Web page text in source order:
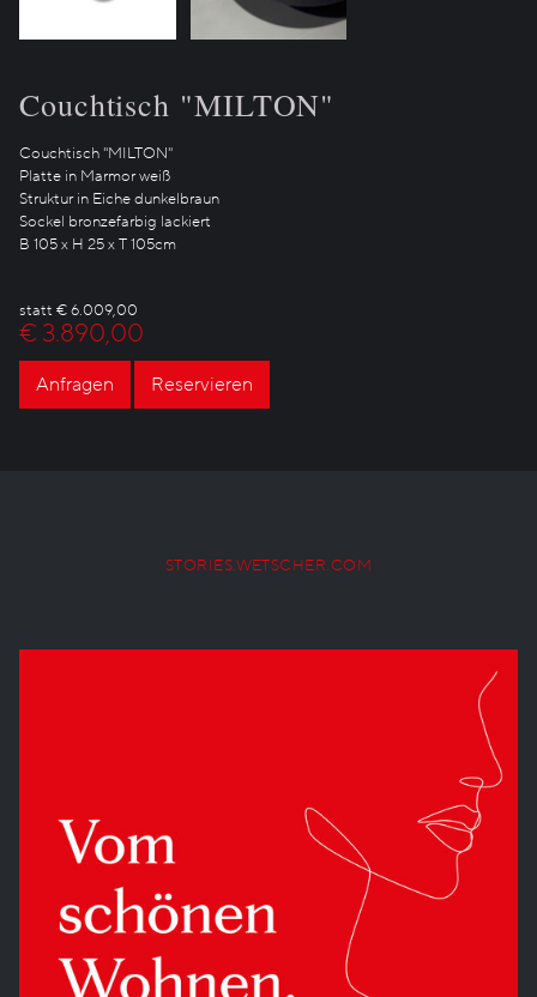
Couchtisch "MILTON"
Couchtisch "MILTON"
Platte in Marmor weiß
Struktur in Eiche dunkelbraun
Sockel bronzefarbig lackiert
B 105 x H 25 x T 105cm
statt € 6.009,00
€ 3.890,00
Anfragen Reservieren
STORIES.WETSCHER.COM